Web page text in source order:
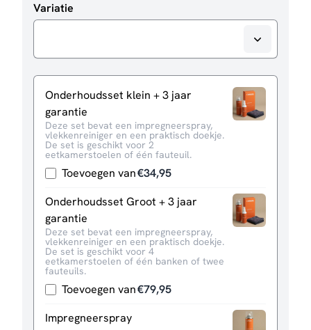
Variatie
Onderhoudsset klein + 3 jaar
garantie
Deze set bevat een impregneerspray,
vlekkenreiniger en een praktisch doekje.
De set is geschikt voor 2
eetkamerstoelen of één fauteuil.
Toevoegen van€34,95
Onderhoudsset Groot + 3 jaar
garantie
Deze set bevat een impregneerspray,
vlekkenreiniger en een praktisch doekje.
De set is geschikt voor 4
eetkamerstoelen of één banken of twee
fauteuils.
Toevoegen van€79,95
Impregneerspray